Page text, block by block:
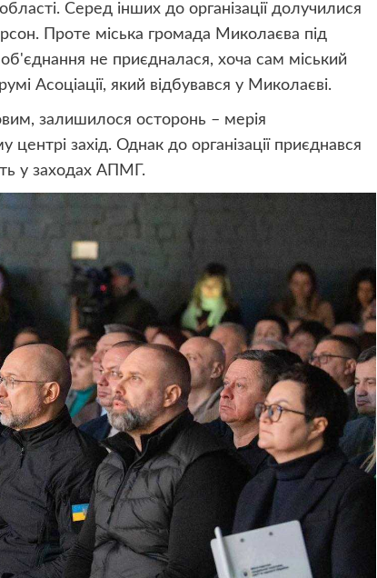
Серед інших до організації долучилися
Проте міська громада Миколаєва під
не приєдналася, хоча сам міський
Асоціації, який відбувався у Миколаєві.
залишилося осторонь – мерія
захід. Однак до організації приєднався
у заходах АПМГ.